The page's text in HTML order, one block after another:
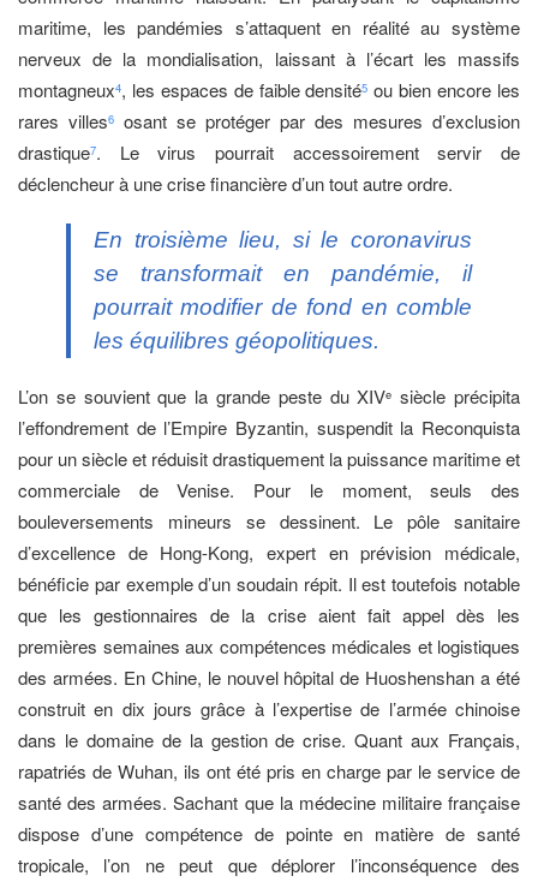
maritime, les pandémies s’attaquent en réalité au système
nerveux de la mondialisation, laissant à l’écart les massifs
montagneux4, les espaces de faible densité5 ou bien encore les
rares villes6 osant se protéger par des mesures d’exclusion
drastique7. Le virus pourrait accessoirement servir de
déclencheur à une crise financière d’un tout autre ordre.
En troisième lieu, si le coronavirus
se transformait en pandémie, il
pourrait modifier de fond en comble
les équilibres géopolitiques.
L’on se souvient que la grande peste du XIVe siècle précipita
l’effondrement de l’Empire Byzantin, suspendit la Reconquista
pour un siècle et réduisit drastiquement la puissance maritime et
commerciale de Venise. Pour le moment, seuls des
bouleversements mineurs se dessinent. Le pôle sanitaire
d’excellence de Hong-Kong, expert en prévision médicale,
bénéficie par exemple d’un soudain répit. Il est toutefois notable
que les gestionnaires de la crise aient fait appel dès les
premières semaines aux compétences médicales et logistiques
des armées. En Chine, le nouvel hôpital de Huoshenshan a été
construit en dix jours grâce à l’expertise de l’armée chinoise
dans le domaine de la gestion de crise. Quant aux Français,
rapatriés de Wuhan, ils ont été pris en charge par le service de
santé des armées. Sachant que la médecine militaire française
dispose d’une compétence de pointe en matière de santé
tropicale, l’on ne peut que déplorer l’inconséquence des